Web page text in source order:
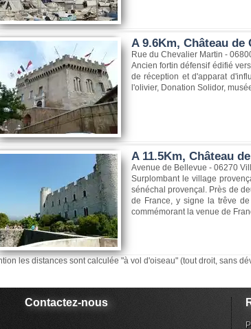
A 9.6Km, Château
Rue du Chevalier Martin -
Ancien fortin défensif édifié
de réception et d'apparat
l'olivier, Donation Solidor,
A 11.5Km, Château
Avenue de Bellevue - 06270
Surplombant le village
sénéchal provençal. Près de
de France, y signe la trêve
commémorant la venue de
les distances sont calculée "à vol d'oiseau" (tout droit, sans
Contactez-nous